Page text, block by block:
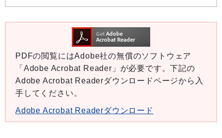
PDFの閲覧にはAdobe社の無償のソフトウェア
「Adobe Acrobat Reader」が必要です。下記の
Adobe Acrobat Readerダウンロードページから入
手してください。
Adobe Acrobat Readerダウンロード